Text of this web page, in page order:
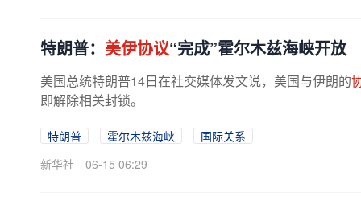
特朗普： 美伊协议“完成”霍尔木兹海峡开放
美国总统特朗普14日在社交媒体发文说，美国与伊朗的
即解除相关封锁。
特朗普 霍尔木兹海峡
国际关系
新华社
06-15 06:29